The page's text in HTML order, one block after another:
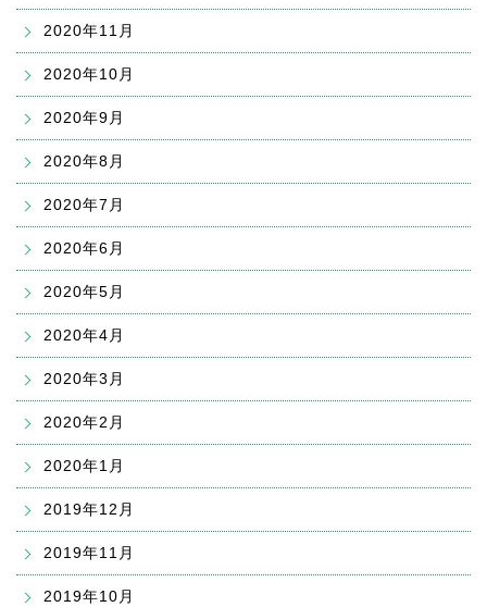
2020年11月
2020年10月
2020年9月
2020年8月
2020年7月
2020年6月
2020年5月
2020年4月
2020年3月
2020年2月
2020年1月
2019年12月
2019年11月
2019年10月